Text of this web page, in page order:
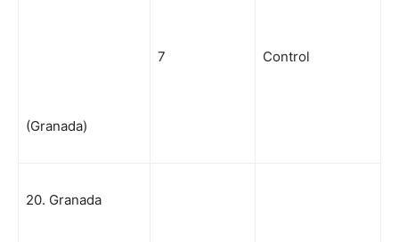
(Granada)
7 Control
20. Granada